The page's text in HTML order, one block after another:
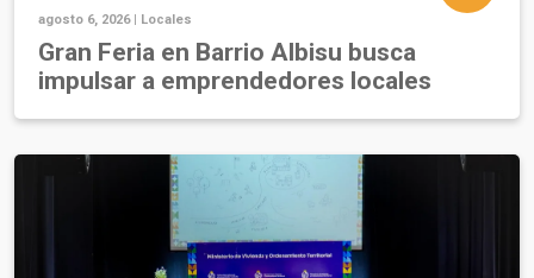
agosto 6, 2026 | Locales
Gran Feria en Barrio Albisu busca
impulsar a emprendedores locales